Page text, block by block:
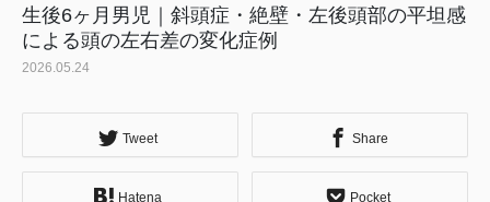
生後6ヶ月男児｜斜頭症・絶壁・左後頭部の平坦感
による頭の左右差の変化症例
2026.05.24
Tweet Share
Hatena Pocket